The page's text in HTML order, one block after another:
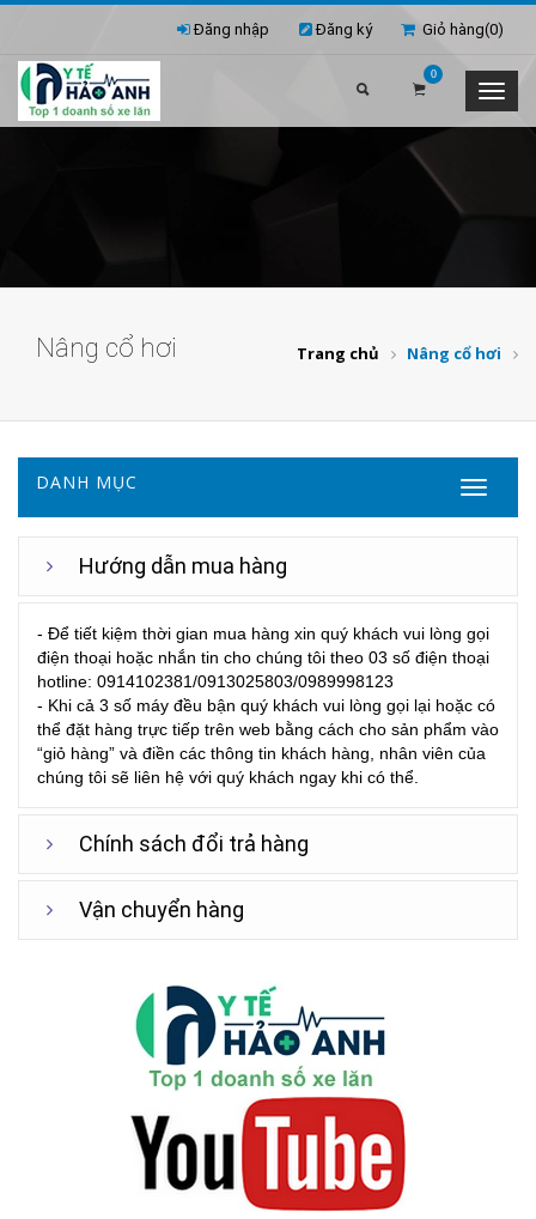
Giỏ hàng(0)
Đăng nhập Đăng ký
0
Nâng cổ hơi Trang chủ Nâng cổ hơi
DANH MỤC
Hướng dẫn mua hàng
- Để tiết kiệm thời gian mua hàng xin quý khách vui lòng gọi
điện thoại hoặc nhắn tin cho chúng tôi theo 03 số điện thoại
hotline: 0914102381/0913025803/0989998123
- Khi cả 3 số máy đều bận quý khách vui lòng gọi lại hoặc có
thể đặt hàng trực tiếp trên web bằng cách cho sản phẩm vào
“giỏ hàng” và điền các thông tin khách hàng, nhân viên của
chúng tôi sẽ liên hệ với quý khách ngay khi có thể.
Chính sách đổi trả hàng
Vận chuyển hàng